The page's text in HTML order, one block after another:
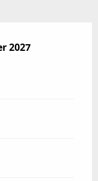
2027
2027